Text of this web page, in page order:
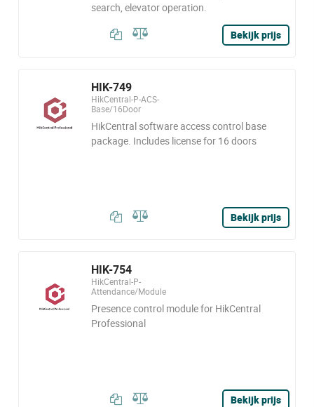
search, elevator operation.
Bekijk prijs
HIK-749
HikCentral-P-ACS-
Base/16Door
HikCentral software access control base
package. Includes license for 16 doors
Bekijk prijs
HIK-754
HikCentral-P-
Attendance/Module
Presence control module for HikCentral
Professional
Bekijk prijs